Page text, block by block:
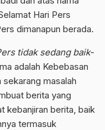
Hari Pers
dimanapun berada.
tidak sedang baik-
adalah Kebebasan
sekarang masalah
berita yang
kebanjiran berita, baik
termasuk